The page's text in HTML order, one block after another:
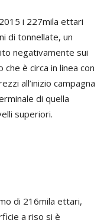
i 227mila ettari
di tonnellate, un
negativamente sui
è circa in linea con
all’inizio campagna
di quella
superiori.
di 216mila ettari,
a riso si è